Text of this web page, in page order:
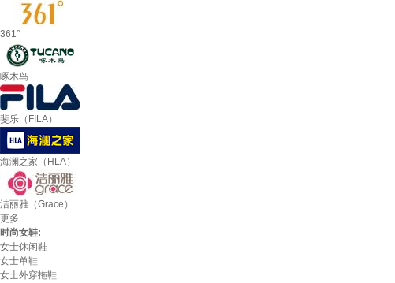
361°
啄木鸟
斐乐（FILA）
海澜之家（HLA）
洁丽雅（Grace）
更多
时尚女鞋:
女士休闲鞋
女士单鞋
女士外穿拖鞋